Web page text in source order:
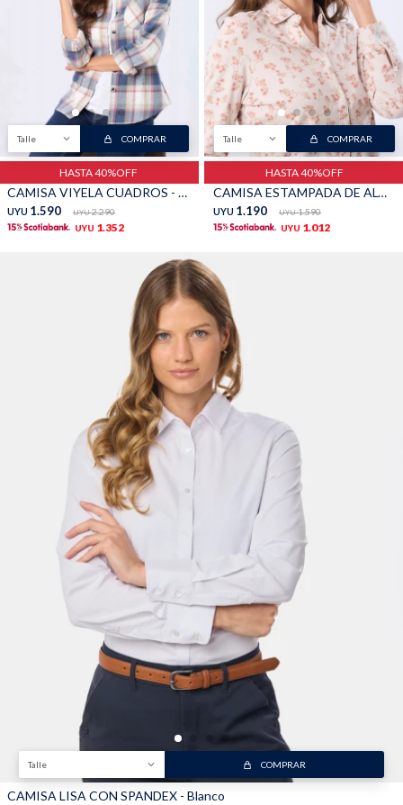
Talle COMPRAR
HASTA 40%OFF
CAMISA VIYELA CUADROS - Verde
UYU 1.590 UYU 2.290
UYU 1.352
Talle COMPRAR
HASTA 40%OFF
CAMISA ESTAMPADA DE ALGODÓN - Beige
UYU 1.190 UYU 1.590
UYU 1.012
Talle COMPRAR
CAMISA LISA CON SPANDEX - Blanco
TALLES GRANDES Uniformes empresariales
Quiero ser parte Canjear mis puntos
Uniformes empresariales
Envíos, cambios y devoluciones
Trabaja con nosotros